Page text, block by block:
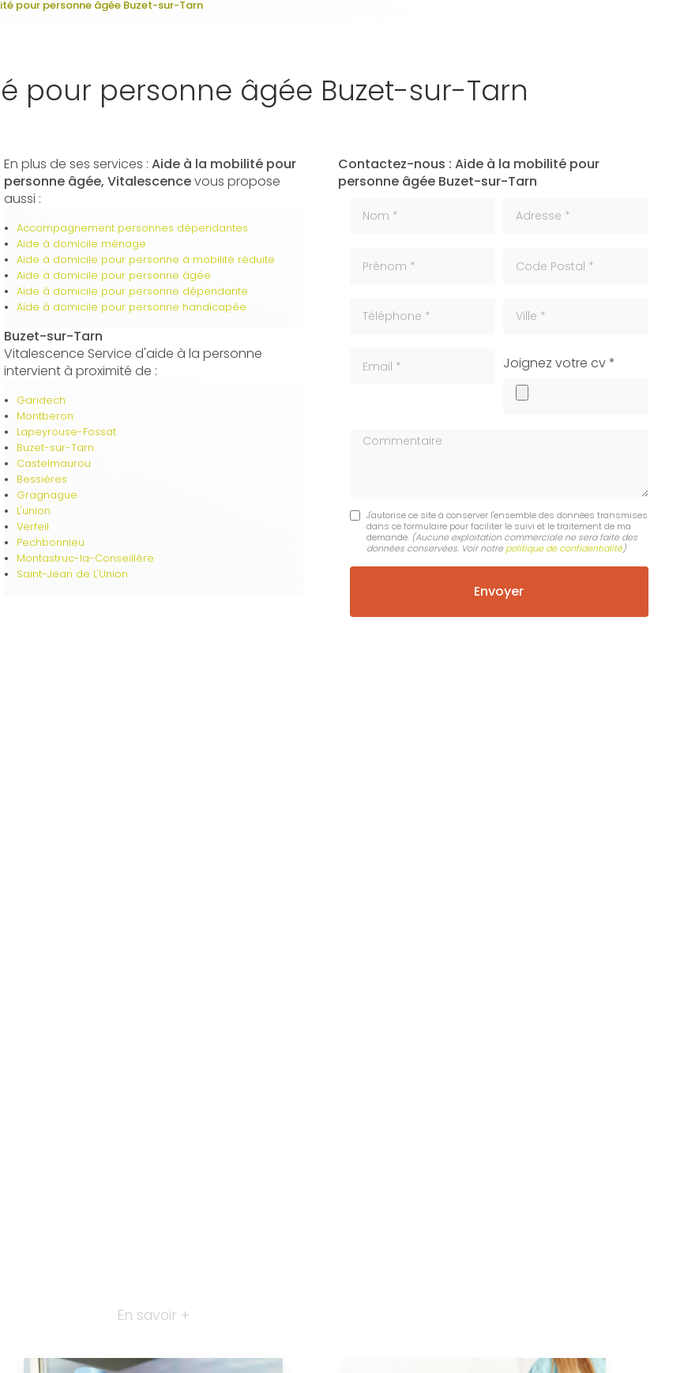
pour personne âgée Buzet-sur-Tarn
pour personne âgée Buzet-sur-Tarn
En plus de ses services : Aide à la mobilité pour
personne âgée, Vitalescencevous propose
aussi :
Accompagnement personnes dépendantes
Aide à domicile ménage
Aide à domicile pour personne à mobilité réduite
Aide à domicile pour personne âgée
Aide à domicile pour personne dépendante
Aide à domicile pour personne handicapée
Buzet-sur-Tarn
Vitalescence Service d'aide à la personne
intervient à proximité de :
Garidech
Montberon
Lapeyrouse-Fossat
Buzet-sur-Tarn
Castelmaurou
Bessières
Gragnague
L'union
Verfeil
Pechbonnieu
Montastruc-la-Conseillère
Saint-Jean de L'Union
Contactez-nous : Aide à la mobilité pour
personne âgée Buzet-sur-Tarn
cv
Joignez votre cv *
Commentaire
J'autorise ce site à conserver l'ensemble des données transmises
dans ce formulaire pour faciliter le suivi et le traitement de ma
demande. (Aucune exploitation commerciale ne sera faite des
données conservées. Voir notre politique de confidentialité)
En savoir +